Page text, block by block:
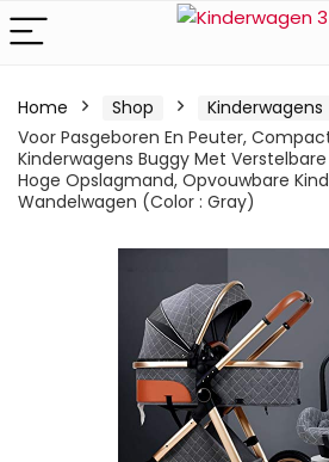
Home Shop Kinderwagens
Voor Pasgeboren En Peuter,
Kinderwagens Buggy Met
Hoge Opslagmand, Opvouwbare
Wandelwagen (Color : Gray)